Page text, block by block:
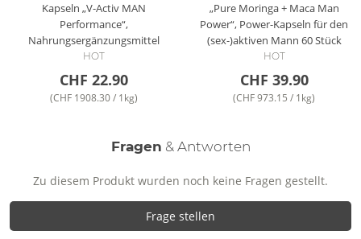
Kapseln „V-Activ MAN
Performance“,
Nahrungsergänzungsmittel
HOT
CHF 22.90
(CHF 1908.30 / 1kg)
„Pure Moringa + Maca Man
Power“, Power-Kapseln für den
(sex-)aktiven Mann 60 Stück
HOT
CHF 39.90
(CHF 973.15 / 1kg)
Fragen & Antworten
Zu diesem Produkt wurden noch keine Fragen gestellt.
Frage stellen